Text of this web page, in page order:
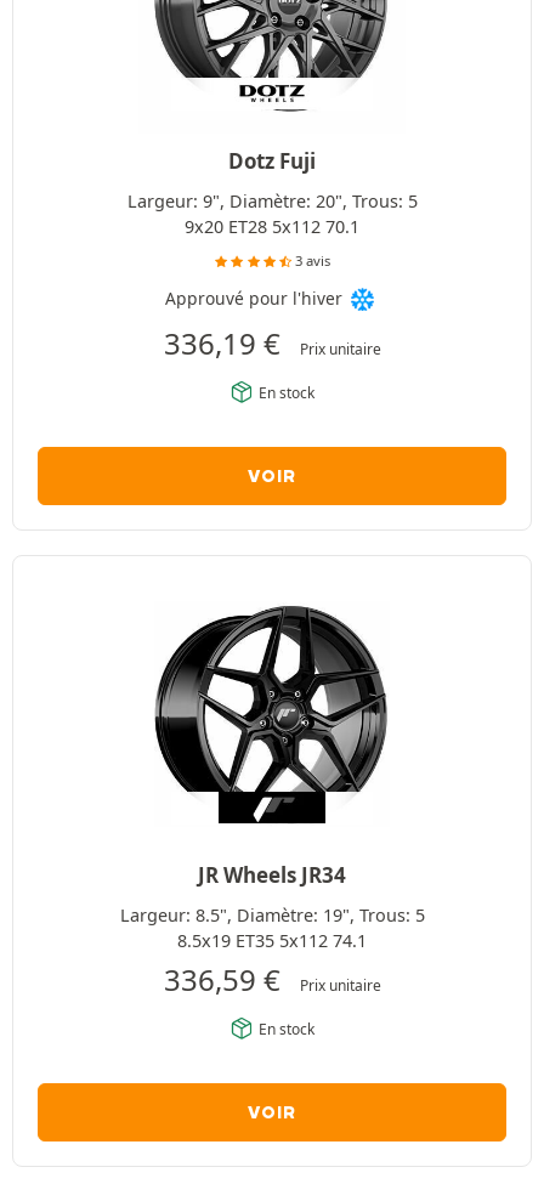
Dotz Fuji
Largeur: 9", Diamètre: 20", Trous: 5
9x20 ET28 5x112 70.1
3 avis
Approuvé pour l'hiver
336,19 € Prix unitaire
En stock
VOIR
JR Wheels JR34
Largeur: 8.5", Diamètre: 19", Trous: 5
8.5x19 ET35 5x112 74.1
336,59 € Prix unitaire
En stock
VOIR